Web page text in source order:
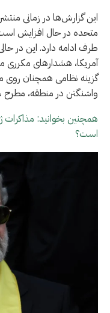
این گزارش‌ها در زمانی
متحده در حال افزایش
طرف ادامه دارد. این در
آمریکا، هشدارهای
گزینه نظامی همچنان روی
واشنگتن در منطقه،
همچنین بخوانید: مذاکرات
است؟